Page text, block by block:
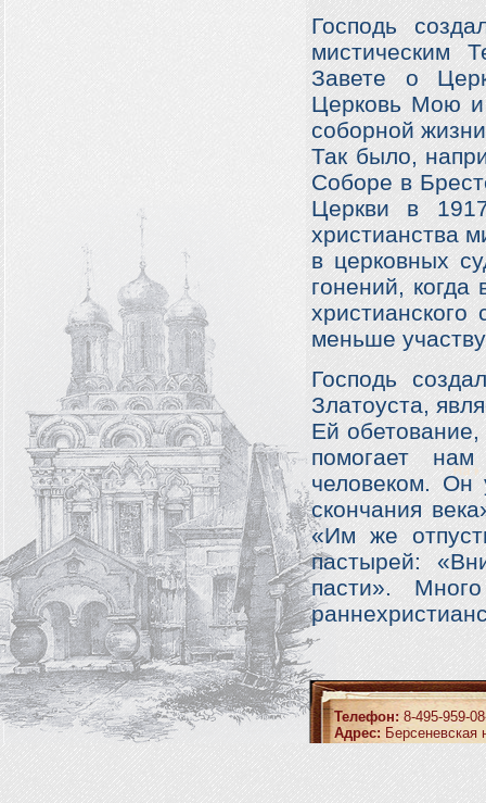
Господь
мистическим
Завете о
Церковь Мою
соборной
Так было,
Соборе в
Церкви в
христианства
в церковных
гонений,
меньше
Господь
Златоуста,
Ей
помогает
человеком.
скончания
«Им же
пастырей:
пасти».
Телефон:8-495-959-
Адрес: Берсеневская